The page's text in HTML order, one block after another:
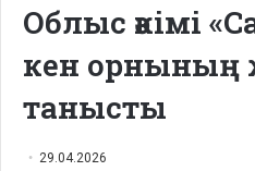
Облыс әкімі
кен
танысты
29.04.2026